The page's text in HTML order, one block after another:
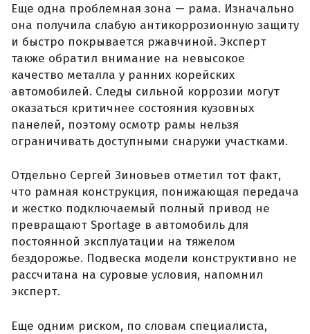
Еще одна проблемная зона — рама. Изначально
она получила слабую антикоррозионную защиту
и быстро покрывается ржавчиной. Эксперт
также обратил внимание на невысокое
качество металла у ранних корейских
автомобилей. Следы сильной коррозии могут
оказаться критичнее состояния кузовных
панелей, поэтому осмотр рамы нельзя
ограничивать доступными снаружи участками.
Отдельно Сергей Зиновьев отметил тот факт,
что рамная конструкция, понижающая передача
и жестко подключаемый полный привод не
превращают Sportage в автомобиль для
постоянной эксплуатации на тяжелом
бездорожье. Подвеска модели конструктивно не
рассчитана на суровые условия, напомнил
эксперт.
Еще одним риском, по словам специалиста,